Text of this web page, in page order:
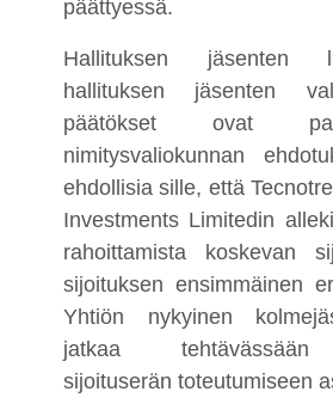
päättyessä.
Hallituksen jäsenten
hallituksen jäsenten
päätökset ovat
nimitysvaliokunnan
ehdollisia sille, että
Investments Limitedin
rahoittamista koskevan
sijoituksen ensimmäinen
Yhtiön nykyinen
jatkaa tehtävässään
sijoituserän toteutumiseen